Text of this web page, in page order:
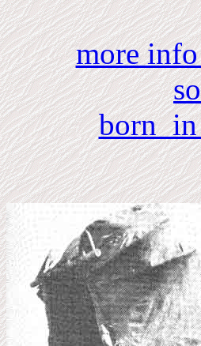
more